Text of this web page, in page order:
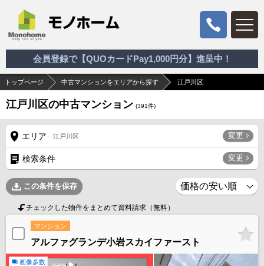
会員登録で【QUOカードPay1,000円分】進呈中！
トップページ 中古マンションをエリアから探す 江戸川区
江戸川区の中古マンション (391件)
エリア 江戸川区 変更
検索条件 変更
この条件を保存
チェックした物件をまとめて資料請求（無料）
マンション
アルファグランデ小岩スカイファースト
画像多数